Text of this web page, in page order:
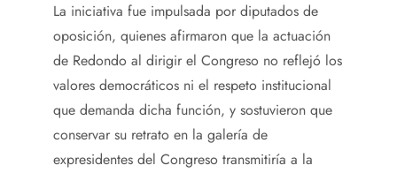
La iniciativa fue impulsada por diputados de
oposición, quienes afirmaron que la actuación
de Redondo al dirigir el Congreso no reflejó los
valores democráticos ni el respeto institucional
que demanda dicha función, y sostuvieron que
conservar su retrato en la galería de
expresidentes del Congreso transmitiría a la